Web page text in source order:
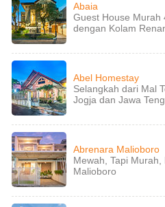
Abaia
Guest House Murah
dengan Kolam
Abel Homestay
Selangkah dari Mal
Jogja dan Jawa
Abrenara Malioboro
Mewah, Tapi Murah,
Malioboro